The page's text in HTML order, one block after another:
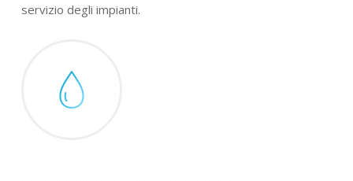
servizio degli impianti.